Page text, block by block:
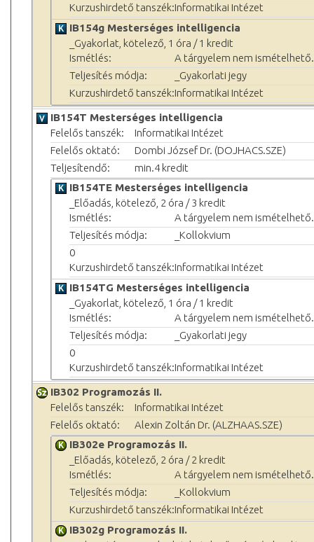
Kurzushirdető tanszék:Informatikai Intézet
IB154g Mesterséges intelligencia
_Gyakorlat, kötelező, 1 óra / 1 kredit
Ismétlés:
A tárgyelem nem ismételhető.
Teljesítés módja:
_Gyakorlati jegy
Kurzushirdető tanszék:Informatikai Intézet
IB154T Mesterséges intelligencia
Felelős tanszék:
Informatikai Intézet
Felelős oktató:
Dombi József Dr. (DOJHACS.SZE)
Teljesítendő:
min.4 kredit
IB154TE Mesterséges intelligencia
_Előadás, kötelező, 2 óra / 3 kredit
Ismétlés:
A tárgyelem nem ismételhető.
Teljesítés módja:
_Kollokvium
0
Kurzushirdető tanszék:Informatikai Intézet
IB154TG Mesterséges intelligencia
_Gyakorlat, kötelező, 1 óra / 1 kredit
Ismétlés:
A tárgyelem nem ismételhető.
Teljesítés módja:
_Gyakorlati jegy
0
Kurzushirdető tanszék:Informatikai Intézet
IB302 Programozás II.
Felelős tanszék:
Informatikai Intézet
Felelős oktató:
Alexin Zoltán Dr. (ALZHAAS.SZE)
IB302e Programozás II.
_Előadás, kötelező, 2 óra / 2 kredit
Ismétlés:
A tárgyelem nem ismételhető.
Teljesítés módja:
_Kollokvium
Kurzushirdető tanszék:Informatikai Intézet
IB302g Programozás II.